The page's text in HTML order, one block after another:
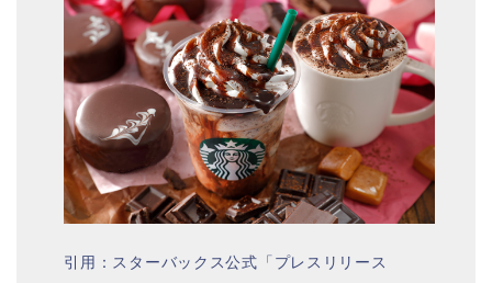
引用：スターバックス公式「プレスリリース